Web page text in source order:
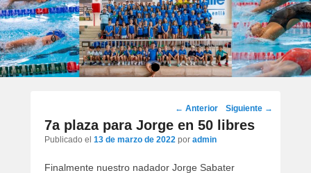
•
Navegación
por
los
← Anterior Siguiente →
7a plaza para Jorge en 50 libres
Publicado el 13 de marzo de 2022 por admin
Finalmente nuestro nadador Jorge Sabater